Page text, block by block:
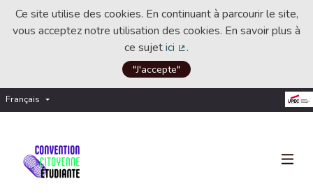
Ce site utilise des cookies. En continuant à parcourir le site,
vous acceptez notre utilisation des cookies. En savoir plus à
ce sujetici
(Lien externe)
.
"J'accepte"
Français Choisir la langue